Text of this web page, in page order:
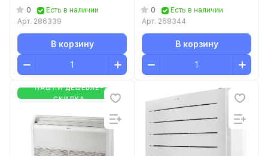
Haier AC50S2SG2FA
0
Есть в наличии
Арт. 286339
В корзину
FVXM25B
0
Есть в наличии
Арт. 268344
В корзину
НАШЛИ ДЕШЕВЛЕ-
СКИДКА